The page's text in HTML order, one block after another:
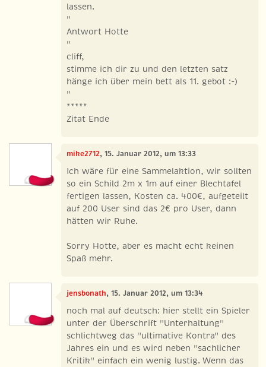
lassen.
"
Antwort Hotte
"
cliff,
stimme ich dir zu und den letzten satz
hänge ich über mein bett als 11. gebot :-)
"
*****
Zitat Ende
mike2712, 15. Januar 2012, um 13:33
Ich wäre für eine Sammelaktion, wir sollten
so ein Schild 2m x 1m auf einer Blechtafel
fertigen lassen, Kosten ca. 400€, aufgeteilt
auf 200 User sind das 2€ pro User, dann
hätten wir Ruhe.
Sorry Hotte, aber es macht echt keinen
Spaß mehr.
jensbonath, 15. Januar 2012, um 13:34
noch mal auf deutsch: hier stellt ein Spieler
unter der Überschrift "Unterhaltung"
schlichtweg das "ultimative Kontra" des
Jahres ein und es wird neben "sachlicher
Kritik" einfach ein wenig lustig. Wenn das